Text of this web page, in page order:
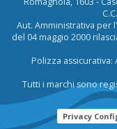
Aut. Amministrativa per
del 04 maggio 2000
Polizza
Tutti i marchi sono
Privacy